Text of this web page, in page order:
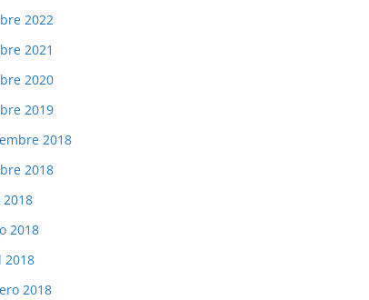
2022
2021
2020
2019
2018
2018
2018
2018
2018